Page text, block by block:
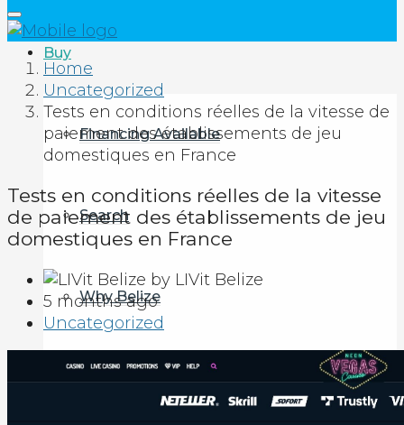
Buy
Financing Available
Search
Why Belize
How to Invest
Home
Uncategorized
Tests en conditions réelles de la vitesse de
paiement des établissements de jeu
domestiques en France
Tests en conditions réelles de la vitesse
de paiement des établissements de jeu
domestiques en France
by LIVit Belize
5 months ago
Uncategorized